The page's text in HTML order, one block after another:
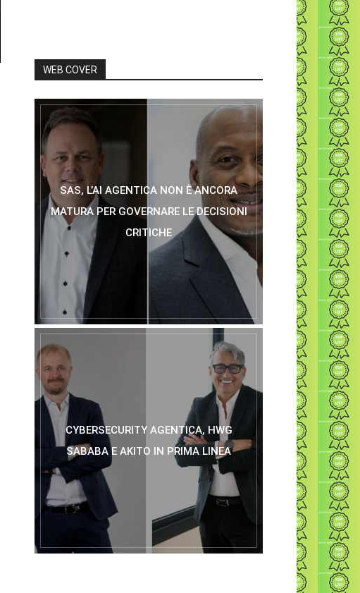
WEB COVER
SAS, L’AI AGENTICA NON È ANCORA
MATURA PER GOVERNARE LE DECISIONI
CRITICHE
CYBERSECURITY AGENTICA, HWG
SABABA E AKITO IN PRIMA LINEA